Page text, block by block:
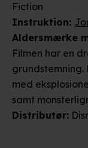
Fiction
Instruktion:
Aldersmærke
Filmen har en
med
samt
understøttes af
Distributør: